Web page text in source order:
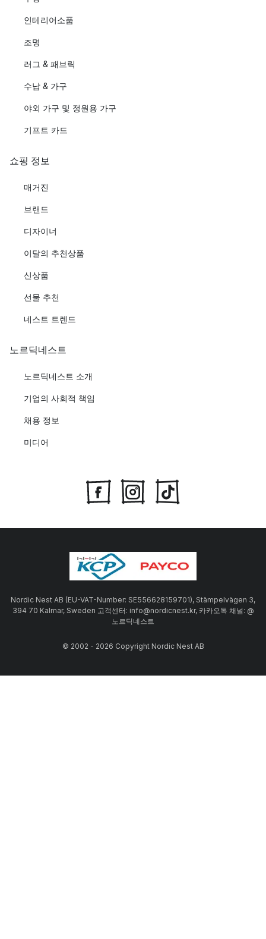
인테리어소품
조명
러그 & 패브릭
수납 & 가구
야외 가구 및 정원용 가구
기프트 카드
쇼핑 정보
매거진
브랜드
디자이너
이달의 추천상품
신상품
선물 추천
네스트 트렌드
노르딕네스트
노르딕네스트 소개
기업의 사회적 책임
채용 정보
미디어
Nordic Nest AB (EU-VAT-Number: SE556628159701), Stämpelvägen 3,
394 70 Kalmar, Sweden 고객센터: info@nordicnest.kr, 카카오톡 채널: @
노르딕네스트
© 2002 - 2026 Copyright Nordic Nest AB